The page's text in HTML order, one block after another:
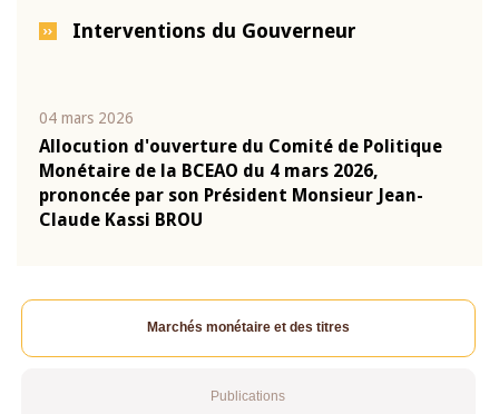
Interventions du Gouverneur
04 mars 2026
Allocution d'ouverture du Comité de Politique
Monétaire de la BCEAO du 4 mars 2026,
prononcée par son Président Monsieur Jean-
Claude Kassi BROU
Marchés monétaire et des titres
Publications